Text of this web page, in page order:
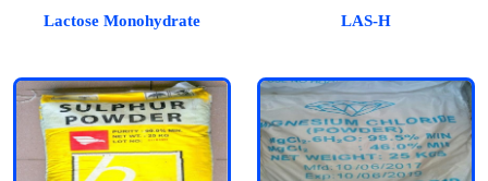
Lactose Monohydrate LAS-H